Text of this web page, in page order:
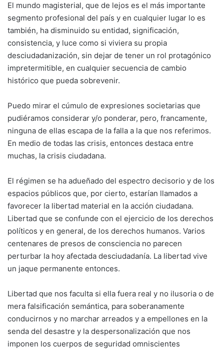
El mundo magisterial, que de lejos es el más importante
segmento profesional del país y en cualquier lugar lo es
también, ha disminuido su entidad, significación,
consistencia, y luce como si viviera su propia
desciudadanización, sin dejar de tener un rol protagónico
impretermitible, en cualquier secuencia de cambio
histórico que pueda sobrevenir.
Puedo mirar el cúmulo de expresiones societarias que
pudiéramos considerar y/o ponderar, pero, francamente,
ninguna de ellas escapa de la falla a la que nos referimos.
En medio de todas las crisis, entonces destaca entre
muchas, la crisis ciudadana.
El régimen se ha adueñado del espectro decisorio y de los
espacios públicos que, por cierto, estarían llamados a
favorecer la libertad material en la acción ciudadana.
Libertad que se confunde con el ejercicio de los derechos
políticos y en general, de los derechos humanos. Varios
centenares de presos de consciencia no parecen
perturbar la hoy afectada desciudadanía. La libertad vive
un jaque permanente entonces.
Libertad que nos faculta si ella fuera real y no ilusoria o de
mera falsificación semántica, para soberanamente
conducirnos y no marchar arreados y a empellones en la
senda del desastre y la despersonalización que nos
imponen los cuerpos de seguridad omniscientes